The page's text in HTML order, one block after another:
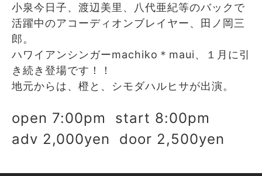
小泉今日子、渡辺美里、八代亜紀等のバックで
活躍中のアコーディオンブレイヤー、田ノ岡三
郎。
ハワイアンシンガーmachiko＊maui、１月に引
き続き登場です！！
地元からは、橙と、シモダハルヒサが出演。
open 7:00pm start 8:00pm
adv 2,000yen door 2,500yen